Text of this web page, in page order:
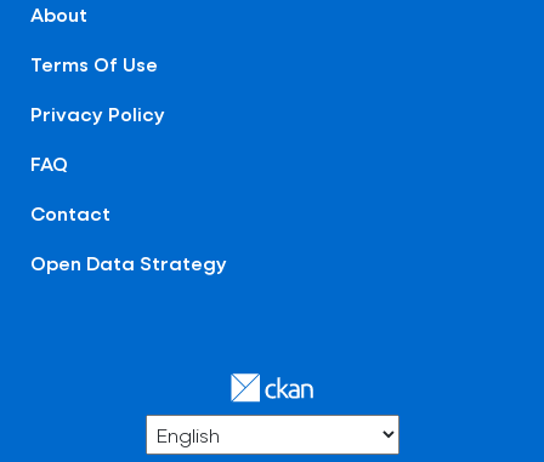
About
Terms Of Use
Privacy Policy
FAQ
Contact
Open Data Strategy